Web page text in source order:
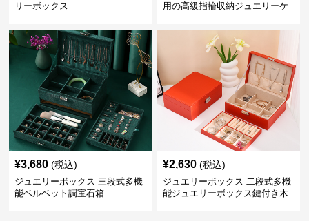
リーボックス
用の高級指輪収納ジュエリーケ
¥3,680 (税込)
ジュエリーボックス 三段式多機
能ベルベット調宝石箱
¥2,630 (税込)
ジュエリーボックス 二段式多機
能ジュエリーボックス鍵付き木